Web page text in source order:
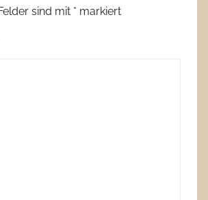
sind mit * markiert